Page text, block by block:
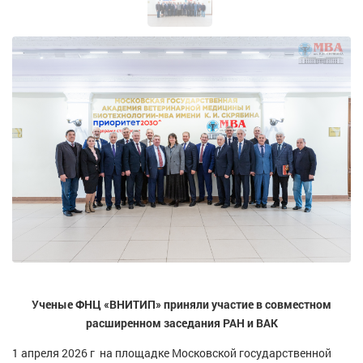
Ученые ФНЦ «ВНИТИП» приняли участие в совместном
расширенном заседания РАН и ВАК
1 апреля 2026 г на площадке Московской государственной